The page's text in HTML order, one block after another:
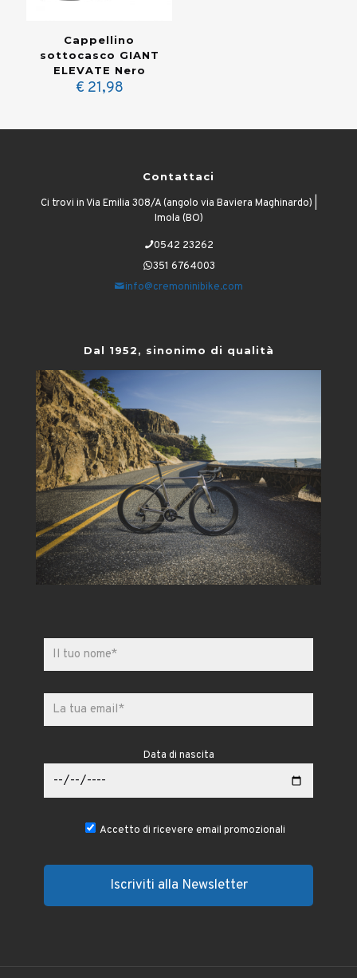
Cappellino
sottocasco GIANT
ELEVATE Nero
€ 21,98
Contattaci
Ci trovi in Via Emilia 308/A (angolo via Baviera Maghinardo) |
Imola (BO)
0542 23262
351 6764003
info@cremoninibike.com
Dal 1952, sinonimo di qualità
Data di nascita
Accetto di ricevere email promozionali